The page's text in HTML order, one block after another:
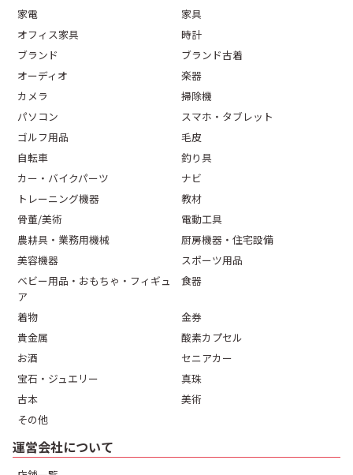
家電
家具
オフィス家具
時計
ブランド
ブランド古着
オーディオ
楽器
カメラ
掃除機
パソコン
スマホ・タブレット
ゴルフ用品
毛皮
自転車
釣り具
カー・バイクパーツ
ナビ
トレーニング機器
教材
骨董/美術
電動工具
農耕具・業務用機械
厨房機器・住宅設備
美容機器
スポーツ用品
ベビー用品・おもちゃ・フィギュ
ア
食器
着物
金券
貴金属
酸素カプセル
お酒
セニアカー
宝石・ジュエリー
真珠
古本
美術
その他
運営会社について